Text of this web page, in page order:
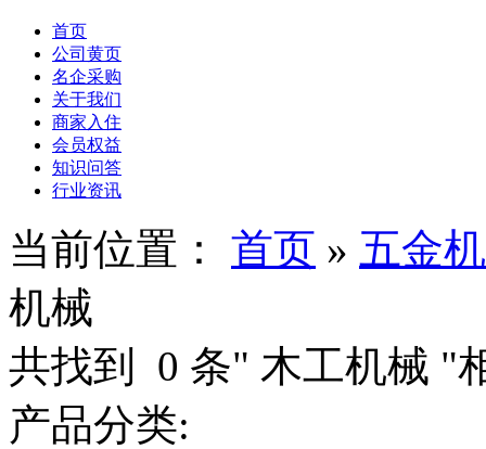
首页
公司黄页
名企采购
关于我们
商家入住
会员权益
知识问答
行业资讯
当前位置： 首页 » 五金
机械
共找到
0 条" 木工机械 "
产品分类: